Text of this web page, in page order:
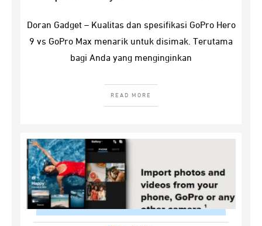
Doran Gadget – Kualitas dan spesifikasi GoPro Hero
9 vs GoPro Max menarik untuk disimak. Terutama
bagi Anda yang menginginkan
READ MORE